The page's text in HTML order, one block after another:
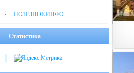
ПОЛЕЗНОЕ ИНФО
Статистика